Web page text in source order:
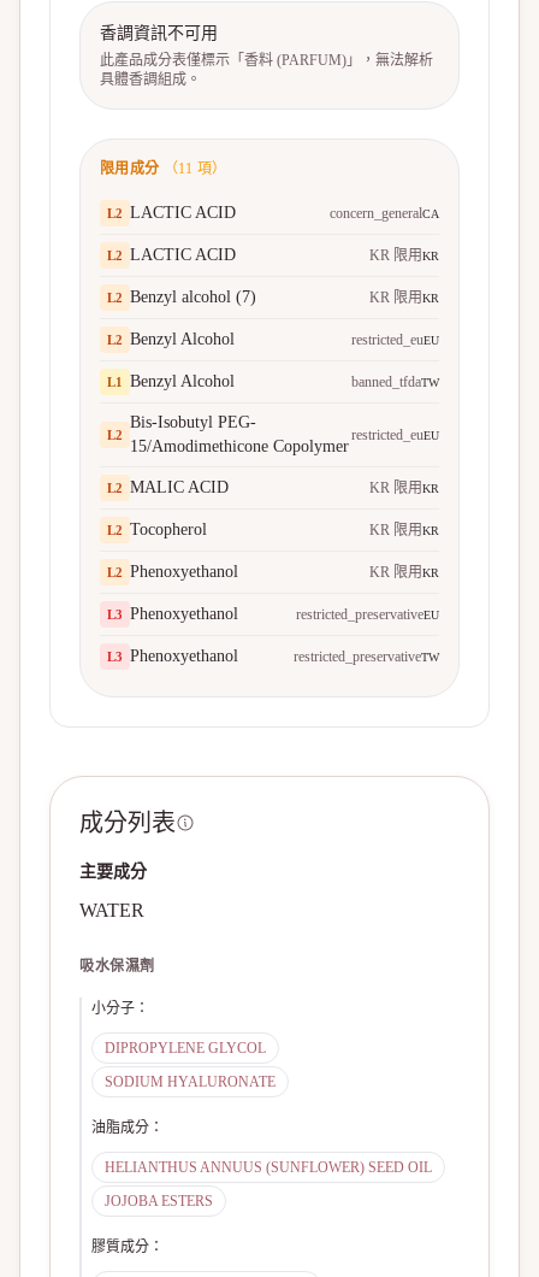
香調資訊不可用
此產品成分表僅標示「香料 (PARFUM)」，無法解析
具體香調組成。
限用成分 （11 項）
L2 LACTIC ACID concern_generalCA
L2 LACTIC ACID KR 限用KR
L2 Benzyl alcohol (7) KR 限用KR
L2 Benzyl Alcohol restricted_euEU
L1 Benzyl Alcohol banned_tfdaTW
L2
Bis-Isobutyl PEG-
15/Amodimethicone Copolymer
restricted_euEU
L2 MALIC ACID KR 限用KR
L2 Tocopherol KR 限用KR
L2 Phenoxyethanol KR 限用KR
L3 Phenoxyethanol restricted_preservativeEU
L3 Phenoxyethanol restricted_preservativeTW
成分列表
主要成分
WATER
吸水保濕劑
小分子 ：
DIPROPYLENE GLYCOL
SODIUM HYALURONATE
油脂成分 ：
HELIANTHUS ANNUUS (SUNFLOWER) SEED OIL
JOJOBA ESTERS
膠質成分 ：